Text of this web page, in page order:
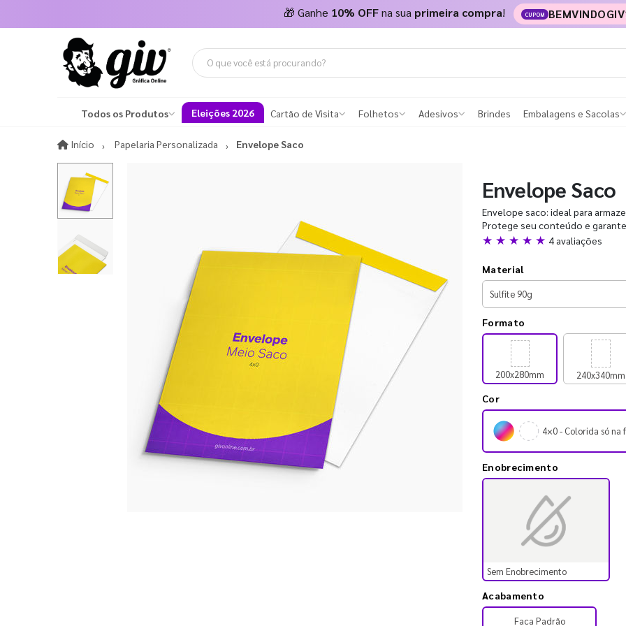
🎁 Ganhe 10% OFFna sua primeira compra! CUPOM
Todos os Produtos Eleições 2026 Cartão de Visita Folhetos Adesivos Brindes Embalagens e Sacolas
Início InícioPapelaria Personalizada Envelope Saco
Envelope Saco
Envelope saco: ideal para
Protege seu conteúdo e
★ ★ ★ ★ ★ 4 avaliações
Material
Formato
200x280mm 240x340mm
Cor
4×0 - Colorida só na
Enobrecimento
Sem Enobrecimento
Acabamento
Faca Padrão